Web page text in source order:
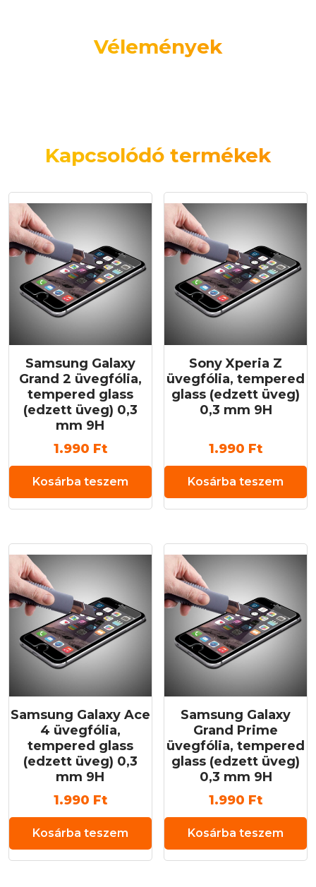
Vélemények
Kapcsolódó termékek
Samsung Galaxy
Grand 2 üvegfólia,
tempered glass
(edzett üveg) 0,3
mm 9H
1.990 Ft
Kosárba teszem
Sony Xperia Z
üvegfólia, tempered
glass (edzett üveg)
0,3 mm 9H
1.990 Ft
Kosárba teszem
Samsung Galaxy Ace
4 üvegfólia,
tempered glass
(edzett üveg) 0,3
mm 9H
1.990 Ft
Kosárba teszem
Samsung Galaxy
Grand Prime
üvegfólia, tempered
glass (edzett üveg)
0,3 mm 9H
1.990 Ft
Kosárba teszem